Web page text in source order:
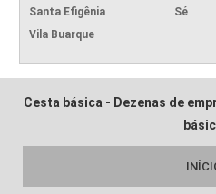
Santa Efigênia
Sé
Vila Buarque
Cesta básica - Dezenas de